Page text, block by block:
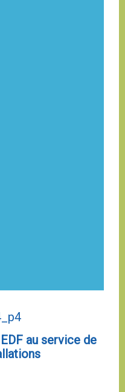
au service de